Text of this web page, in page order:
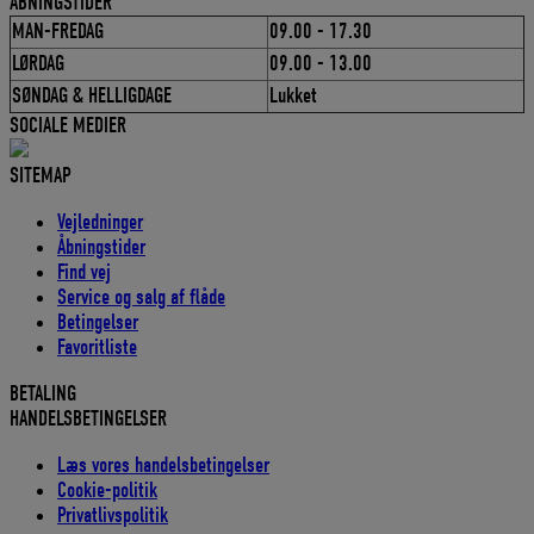
MAN-FREDAG
09.00 - 17.30
LØRDAG
09.00 - 13.00
SØNDAG & HELLIGDAGE
Lukket
SOCIALE MEDIER
SITEMAP
Vejledninger
Åbningstider
Find vej
Service og salg af flåde
Betingelser
Favoritliste
BETALING
HANDELSBETINGELSER
Læs vores handelsbetingelser
Cookie-politik
Privatlivspolitik